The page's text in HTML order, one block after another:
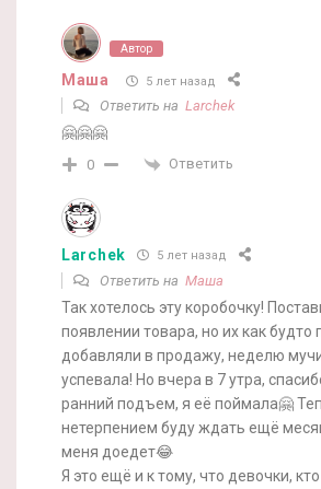
Автор
Маша 5 лет назад
Ответить на Larchek
🤗🤗🤗
0 Ответить
Larchek 5 лет назад
Ответить на Маша
Так хотелось эту коробочку!
появлении товара, но их как будто
добавляли в продажу, неделю
успевала! Но вчера в 7 утра,
ранний подъем, я её поймала🤗
нетерпением буду ждать ещё
меня доедет😂
Я это ещё и к тому, что девочки,